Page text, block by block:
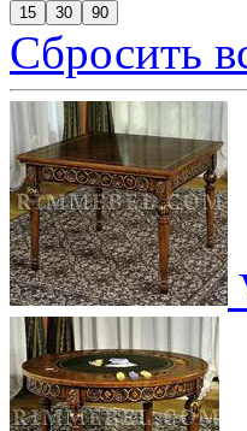
15 30 90
Сбросить